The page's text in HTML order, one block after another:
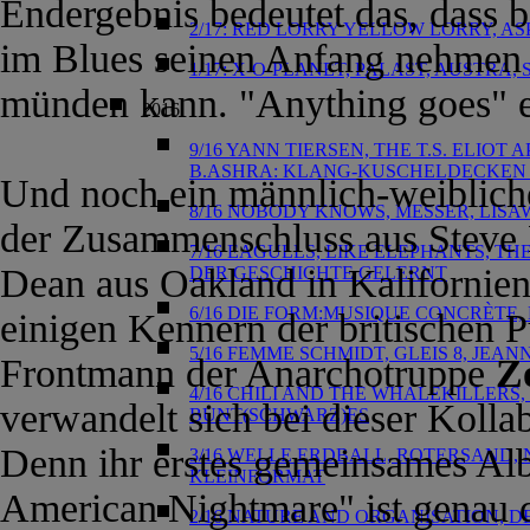
2/17: RED LORRY YELLOW LORRY,
1/17: X-O-PLANET, PALAST, AUSTRA,
2016
9/16 YANN TIERSEN, THE T.S. ELIOT
B.ASHRA: KLANG-
8/16 NOBODY KNOWS, MESSER,
7/16 EAGULLS, LIKE ELEPHANTS,
DER GESCHICHTE GELERNT
6/16 DIE FORM:MUSIQUE
5/16 FEMME SCHMIDT, GLEIS 8,
4/16 CHILI AND THE
BUNT(SCHWARZ)ES
3/16 WELLE ERDBALL, ROTERSAND,
KLEINFORMAT
2/16 NATURE AND ORGANISATION,
Endergebnis bedeutet das,
im Blues seinen Anfang
münden kann. "Anything goes"
Und noch ein männlich-
der Zusammenschluss aus
Dean aus Oakland in
einigen Kennern der britischen
Frontmann der Anarchotruppe
verwandelt sich bei dieser
Denn ihr erstes gemeinsames
American Nightmare" ist genau